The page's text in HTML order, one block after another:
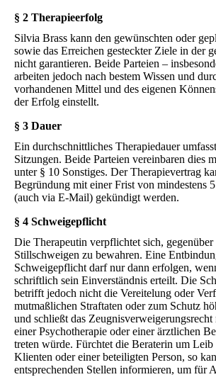
§ 2 Therapieerfolg
Silvia Brass kann den gewünschten oder
sowie das Erreichen gesteckter Ziele in der
nicht garantieren. Beide Parteien –
arbeiten jedoch nach bestem Wissen und
vorhandenen Mittel und des eigenen
der Erfolg einstellt.
§ 3 Dauer
Ein durchschnittliches Therapiedauer
Sitzungen. Beide Parteien vereinbaren dies
unter § 10 Sonstiges. Der Therapievertrag
Begründung mit einer Frist von mindestens
(auch via E-Mail) gekündigt werden.
§ 4 Schweigepflicht
Die Therapeutin verpflichtet sich,
Stillschweigen zu bewahren. Eine
Schweigepflicht darf nur dann erfolgen,
schriftlich sein Einverständnis erteilt. Die
betrifft jedoch nicht die Vereitelung oder
mutmaßlichen Straftaten oder zum Schutz
und schließt das Zeugnisverweigerungsrecht
einer Psychotherapie oder einer ärztlichen
treten würde. Fürchtet die Beraterin um Leib
Klienten oder einer beteiligten Person, so
entsprechenden Stellen informieren, um für